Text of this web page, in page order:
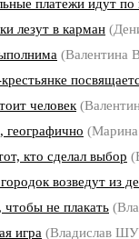
платежи идут по
лезут в карман
человек
географично
кто сделал выбор
возведут из
чтобы не плакать
игра (Владислав